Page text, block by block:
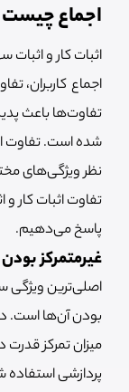
اجماع چیست
اثبات کار و
اجماع کاربران،
تفاوت‌ها باعث
شده است. تفاوت
نظر ویژگی‌های
تفاوت اثبات کار
پاسخ می‌دهیم.
غیرمتمرکز بودن
اصلی‌ترین ویژگی
بودن آن‌ها است. در
میزان تمرکز
پردازشی